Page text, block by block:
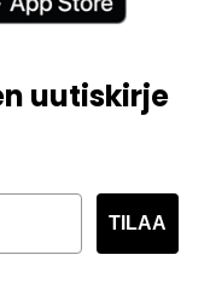
uutiskirje
TILAA